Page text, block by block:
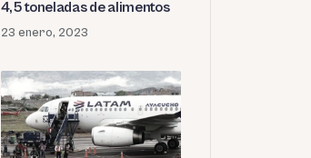
4,5 toneladas de alimentos
23 enero, 2023